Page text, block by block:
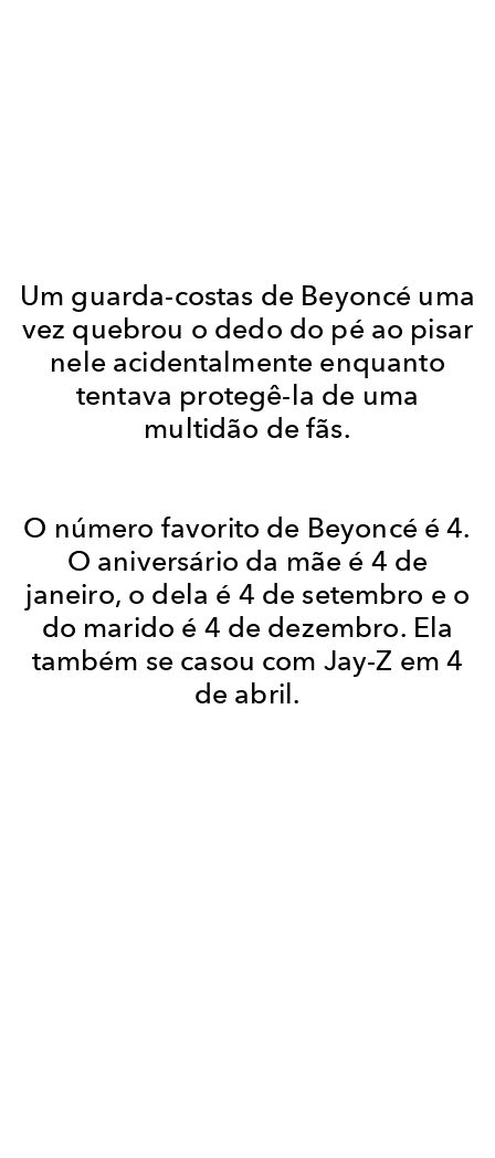
Um guarda-costas de Beyoncé uma
vez quebrou o dedo do pé ao pisar
nele acidentalmente enquanto
tentava protegê-la de uma
multidão de fãs.
O número favorito de Beyoncé é 4.
O aniversário da mãe é 4 de
janeiro, o dela é 4 de setembro e o
do marido é 4 de dezembro. Ela
também se casou com Jay-Z em 4
de abril.